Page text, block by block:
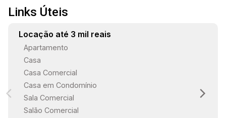
Links Úteis
Locação até 3 mil reais
Apartamento
Casa
Casa Comercial
Casa em Condomínio
Sala Comercial
Salão Comercial